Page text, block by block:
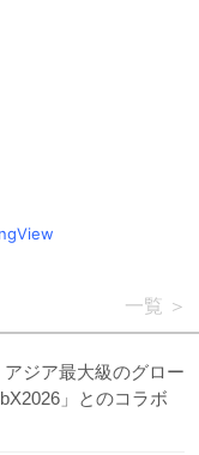
一覧
ジア最大級のグロー
」とのコラボ